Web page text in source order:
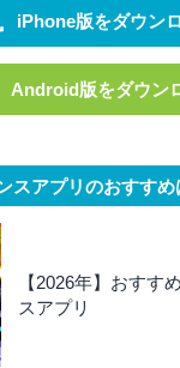
iPhone版をダウン
Android版をダウン
スアプリのおすすめ
【2026年】おすす
スアプリ